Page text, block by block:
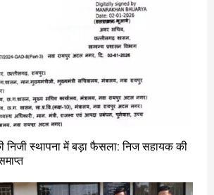
निजी स्थापना में बड़ा फैसला: निज सहायक की